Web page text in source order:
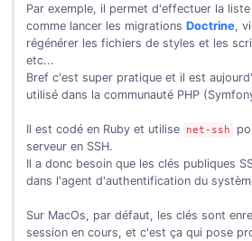
Par exemple, il permet d'effectuer la
comme lancer les migrations Doctrine,
régénérer les fichiers de styles et les
etc...
Bref c'est super pratique et il est
utilisé dans la communauté PHP
Il est codé en Ruby et utilise net-ssh
serveur en SSH.
Il a donc besoin que les clés publiques
dans l'agent d'authentification du
Sur MacOs, par défaut, les clés sont
session en cours, et c'est ça qui pose